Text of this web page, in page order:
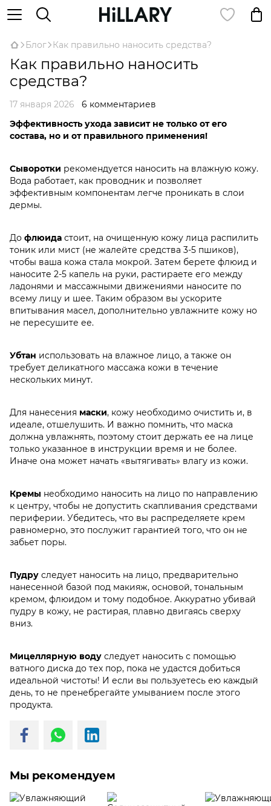
Блог Как правильно наносить средства?
Как правильно наносить
средства?
17 января 2026
6 комментариев
Эффективность ухода зависит не только от его
состава, но и от правильного применения!
Сыворотки рекомендуется наносить на влажную кожу.
Вода работает, как проводник и позволяет
эффективным компонентам легче проникать в слои
дермы.
До флюида стоит, на очищенную кожу лица распилить
тоник или мист (не жалейте средства 3-5 пшиков),
чтобы ваша кожа стала мокрой. Затем берете флюид и
наносите 2-5 капель на руки, растираете его между
ладонями и массажными движениями наносите по
всему лицу и шее. Таким образом вы ускорите
впитывания масел, дополнительно увлажните кожу но
не пересушите ее.
Убтан использовать на влажное лицо, а также он
требует деликатного массажа кожи в течение
нескольких минут.
Для нанесения маски, кожу необходимо очистить и, в
идеале, отшелушить. И важно помнить, что маска
должна увлажнять, поэтому стоит держать ее на лице
только указанное в инструкции время и не более.
Иначе она может начать «вытягивать» влагу из кожи.
Кремы необходимо наносить на лицо по направлению
к центру, чтобы не допустить скапливания средствами
периферии. Убедитесь, что вы распределяете крем
равномерно, это послужит гарантией того, что он не
забьет поры.
Пудру следует наносить на лицо, предварительно
нанесенной базой под макияж, основой, тональным
кремом, флюидом и тому подобное. Аккуратно убивай
пудру в кожу, не растирая, плавно двигаясь сверху
вниз.
Мицеллярную воду следует наносить с помощью
ватного диска до тех пор, пока не удастся добиться
идеальной чистоты! И если вы пользуетесь ею каждый
день, то не пренебрегайте умыванием после этого
продукта.
Мы рекомендуем